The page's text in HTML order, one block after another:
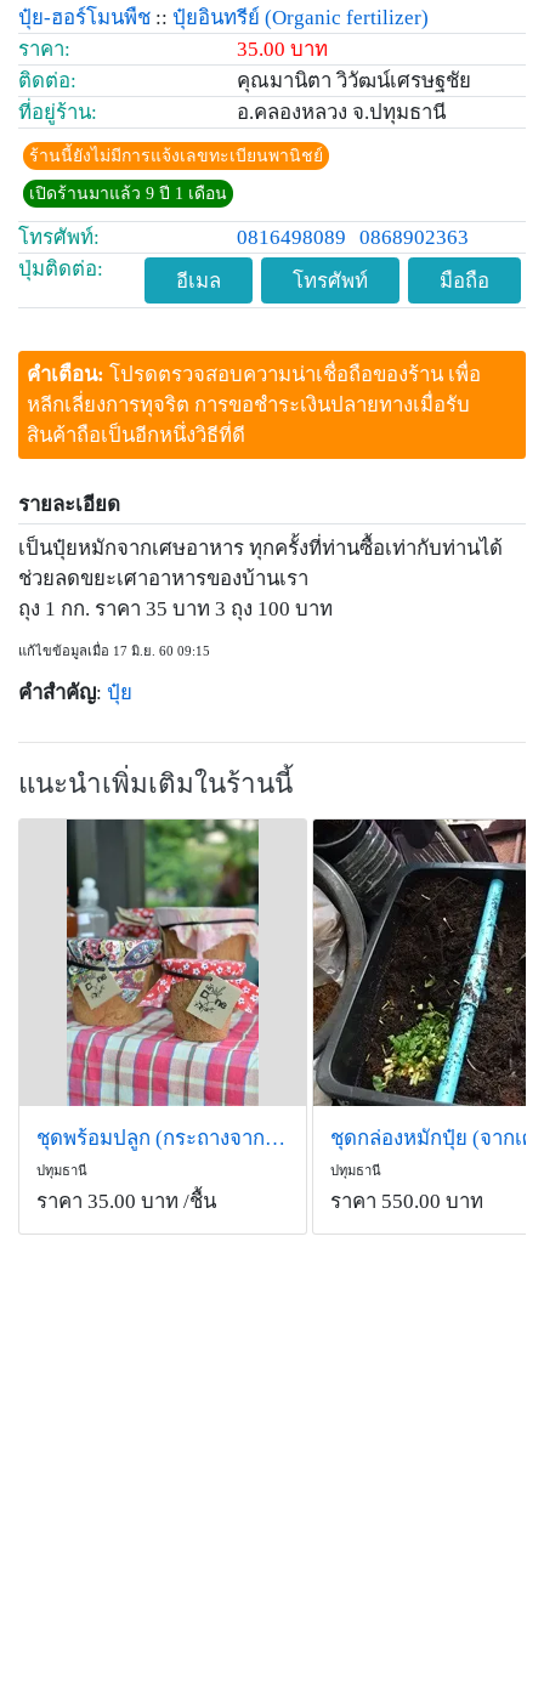
ปุ๋ย-ฮอร์โมนพืช :: ปุ๋ยอินทรีย์ (Organic fertilizer)
ราคา:
35.00 บาท
ติดต่อ:
คุณมานิตา วิวัฒน์เศรษฐชัย
ที่อยู่ร้าน:
อ.คลองหลวง จ.ปทุมธานี
ร้านนี้ยังไม่มีการแจ้งเลขทะเบียนพานิชย์
เปิดร้านมาแล้ว 9 ปี 1 เดือน
โทรศัพท์: 0816498089
0868902363
ปุ่มติดต่อ:
อีเมล โทรศัพท์ มือถือ
คำเตือน: โปรดตรวจสอบความน่าเชื่อถือของร้าน เพื่อ
หลีกเลี่ยงการทุจริต การขอชำระเงินปลายทางเมื่อรับ
สินค้าถือเป็นอีกหนึ่งวิธีที่ดี
รายละเอียด
เป็นปุ๋ยหมักจากเศษอาหาร ทุกครั้งที่ท่านซื้อเท่ากับท่านได้
ช่วยลดขยะเศาอาหารของบ้านเรา
ถุง 1 กก. ราคา 35 บาท 3 ถุง 100 บาท
แก้ไขข้อมูลเมื่อ 17 มิ.ย. 60 09:15
คำสำคัญ: ปุ๋ย
แนะนำเพิ่มเติมในร้านนี้
ชุดพร้อมปลูก (กระถางจากขุยมะพร้าว)
ปทุมธานี
ราคา 35.00 บาท /ชื้น
ปทุมธานี
ราคา 550.00 บาท